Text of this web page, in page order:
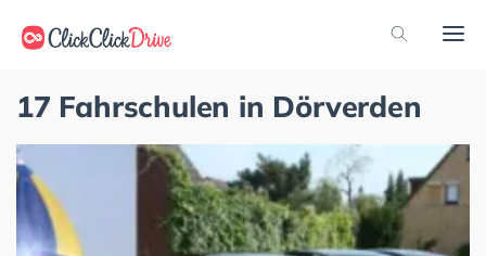
17 Fahrschulen in Dörverden